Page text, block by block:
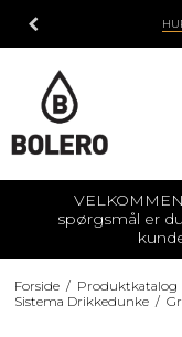
spørgsmål er
Forside / Produktkatalog
Sistema Drikkedunke /